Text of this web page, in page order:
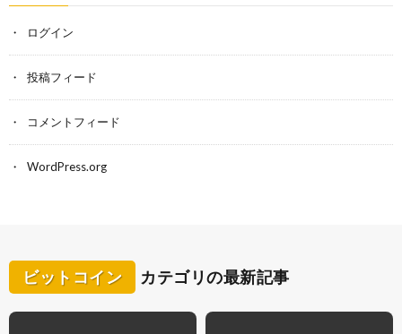
ログイン
投稿フィード
コメントフィード
WordPress.org
ビットコイン カテゴリの最新記事